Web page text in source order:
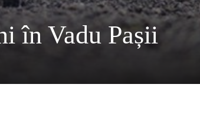
în Vadu Pașii